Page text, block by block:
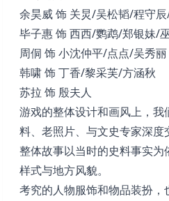
余昊威 饰 关炅/吴松韬/程守
毕子惠 饰 西西/鹦鹉/郑银妹/
周侗 饰 小沈仲平/点点/吴秀丽
韩啸 饰 丁香/黎采芙/方涵秋
苏拉 饰 殷夫人
游戏的整体设计和画风上，我
料、老照片、与文史专家深度
整体故事以当时的史料事实
样式与地方风貌。
考究的人物服饰和物品装扮